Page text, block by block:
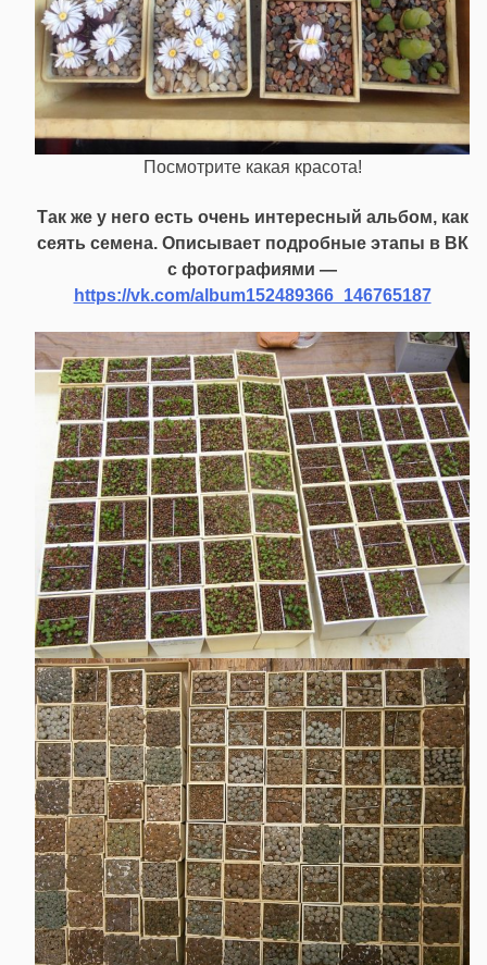
Посмотрите какая красота!
Так же у него есть очень интересный альбом, как
сеять семена. Описывает подробные этапы в ВК
с фотографиями —
https://vk.com/album152489366_146765187